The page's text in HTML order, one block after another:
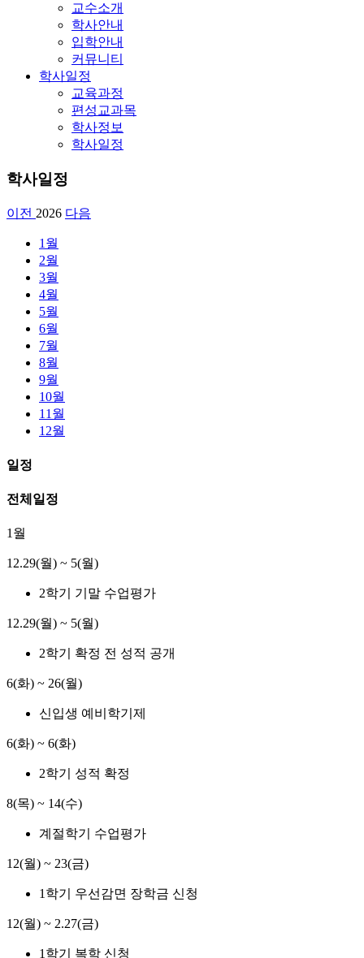
교수소개
학사안내
입학안내
커뮤니티
학사일정
교육과정
편성교과목
학사정보
학사일정
학사일정
이전 2026 다음
1월
2월
3월
4월
5월
6월
7월
8월
9월
10월
11월
12월
일정
전체일정
1월
12.29(월) ~ 5(월)
2학기 기말 수업평가
12.29(월) ~ 5(월)
2학기 확정 전 성적 공개
6(화) ~ 26(월)
신입생 예비학기제
6(화) ~ 6(화)
2학기 성적 확정
8(목) ~ 14(수)
계절학기 수업평가
12(월) ~ 23(금)
1학기 우선감면 장학금 신청
12(월) ~ 2.27(금)
1학기 복학 신청